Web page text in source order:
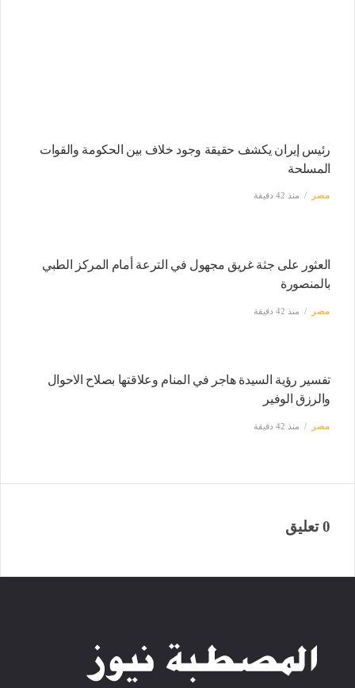
رئيس إيران يكشف حقيقة وجود خلاف بين الحكومة والقوات
المسلحة
مصر منذ 42 دقيقة
العثور على جثة غريق مجهول في الترعة أمام المركز الطبي
بالمنصورة
مصر منذ 42 دقيقة
تفسير رؤية السيدة هاجر في المنام وعلاقتها بصلاح الاحوال
والرزق الوفير
مصر منذ 42 دقيقة
0 تعليق